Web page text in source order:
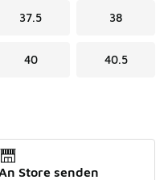
37.5 38
40 40.5
Store senden